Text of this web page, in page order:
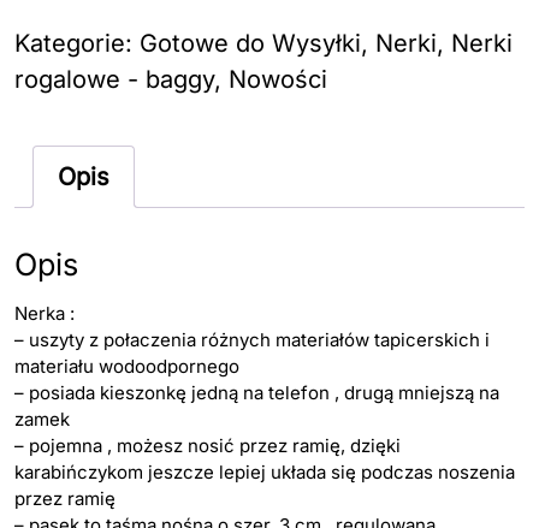
Kategorie: Gotowe do Wysyłki, Nerki, Nerki
rogalowe - baggy, Nowości
Opis
Opis
Nerka :
– uszyty z połaczenia różnych materiałów tapicerskich i
materiału wodoodpornego
– posiada kieszonkę jedną na telefon , drugą mniejszą na
zamek
– pojemna , możesz nosić przez ramię, dzięki
karabińczykom jeszcze lepiej układa się podczas noszenia
przez ramię